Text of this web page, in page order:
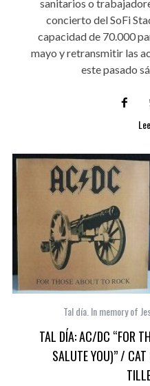
sanitarios o
concierto del SoFi
capacidad de 70.000
mayo y retransmitir las
este pasado
Tal día. In memory of
TAL DÍA: AC/DC “FOR
SALUTE YOU)” / CAT